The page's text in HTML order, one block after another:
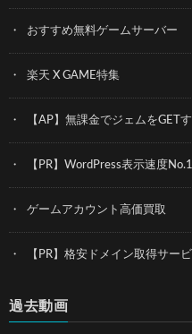
おすすめ無料ゲームサーバー
楽天 X GAME特集
【AP】無課金でジェムをGET
【PR】WordPress表示速度
ゲームアカウント高価買取
【PR】格安ドメイン取得サー
過去動画